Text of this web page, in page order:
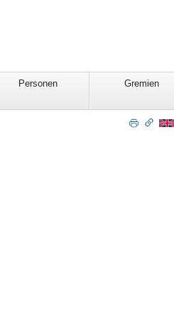
Personen Gremien